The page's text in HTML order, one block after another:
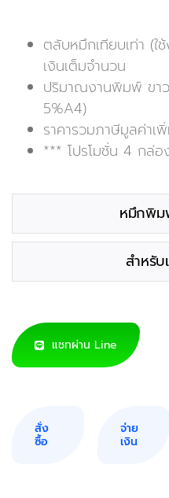
ตลับหมึกเทียบเท่า (ใ
เงินเต็มจำนวน
ปริมาณงานพิมพ์ ขา
5%A4)
ราคารวมภาษีมูลค่าเ
*** โปรโมชั่น 4 กล่อ
หมึกพิม
สำหรั
แชทผ่าน Line
สั่ง
ซื้อ
จ่าย
เงิน